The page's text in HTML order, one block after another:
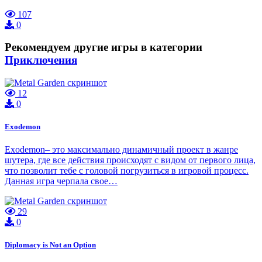
107
0
Рекомендуем другие игры в категории
Приключения
12
0
Exodemon
Exodemon– это максимально динамичный проект в жанре
шутера, где все действия происходят с видом от первого лица,
что позволит тебе с головой погрузиться в игровой процесс.
Данная игра черпала свое…
29
0
Diplomacy is Not an Option